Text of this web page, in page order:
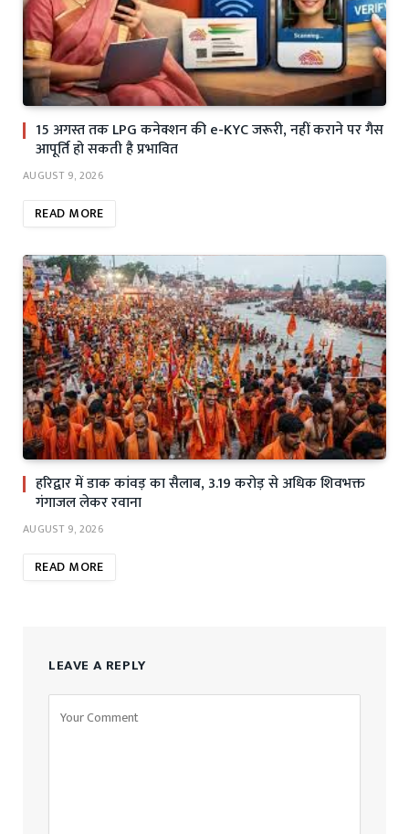
15 अगस्त तक LPG कनेक्शन की e-KYC जरूरी, नहीं कराने पर गैस
आपूर्ति हो सकती है प्रभावित
AUGUST 9, 2026
READ MORE
हरिद्वार में डाक कांवड़ का सैलाब, 3.19 करोड़ से अधिक शिवभक्त
गंगाजल लेकर रवाना
AUGUST 9, 2026
READ MORE
LEAVE A REPLY